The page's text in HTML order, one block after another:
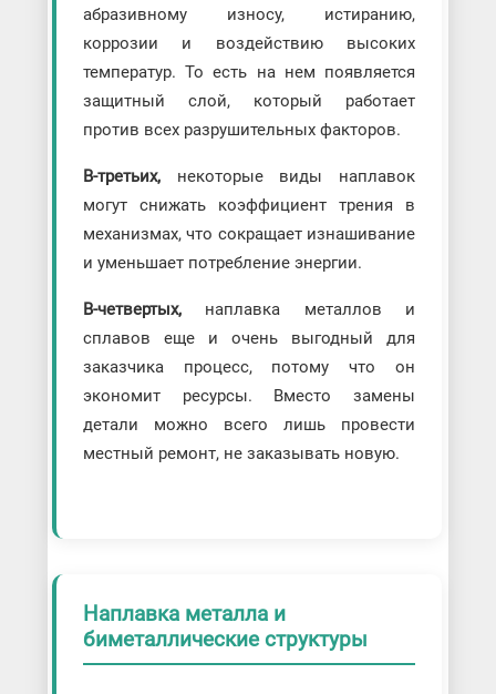
абразивному износу, истиранию,
коррозии и воздействию высоких
температур. То есть на нем появляется
защитный слой, который работает
против всех разрушительных факторов.
В-третьих,некоторые виды наплавок
могут снижать коэффициент трения в
механизмах, что сокращает изнашивание
и уменьшает потребление энергии.
В-четвертых,наплавка металлов и
сплавов еще и очень выгодный для
заказчика процесс, потому что он
экономит ресурсы. Вместо замены
детали можно всего лишь провести
местный ремонт, не заказывать новую.
Наплавка металла и
биметаллические структуры